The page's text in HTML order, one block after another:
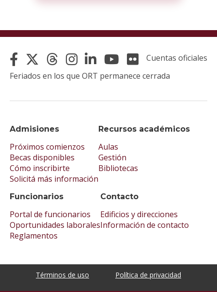
Admisiones
Próximos comienzos
Becas disponibles
Cómo inscribirte
Solicitá más información
Recursos académicos
Aulas
Gestión
Bibliotecas
Funcionarios
Portal de funcionarios
Oportunidades laborales
Reglamentos
Contacto
Edificios y direcciones
Información de contacto
Cuentas oficiales
Feriados en los que ORT permanece cerrada
Términos de uso Política de privacidad